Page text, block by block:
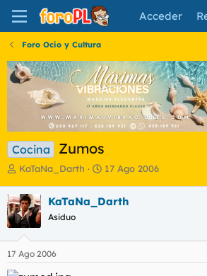
Acceder
Foro Ocio y Cultura
Cocina Zumos
I
i
c
i
a
d
o
KaTaNa_Darth
F
h
e
17 Ago 2006
KaTaNa_Darth
Asiduo
17 Ago 2006